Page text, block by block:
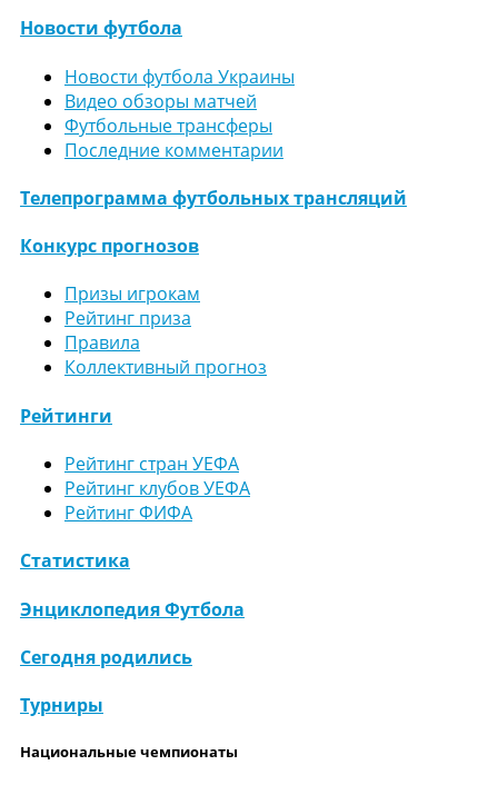
Новости футбола
Новости футбола Украины
Видео обзоры матчей
Футбольные трансферы
Последние комментарии
Телепрограмма футбольных трансляций
Конкурс прогнозов
Призы игрокам
Рейтинг приза
Правила
Коллективный прогноз
Рейтинги
Рейтинг стран УЕФА
Рейтинг клубов УЕФА
Рейтинг ФИФА
Статистика
Энциклопедия Футбола
Сегодня родились
Турниры
Национальные чемпионаты